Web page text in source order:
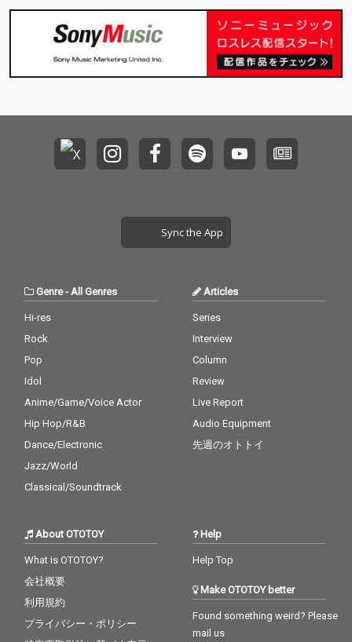
実を乗り越え、世の中
が自分の楽しみを取り
戻そうとしている今、
音楽は必要である」と
を持たせず、各楽曲が
シングルトラックとし
て独立したプレイリス
Sync the App
Genre- All Genres
Hi-res
Rock
Pop
Idol
Anime/Game/Voice Actor
Hip Hop/R&B
Dance/Electronic
Jazz/World
Classical/Soundtrack
Articles
Series
Interview
Column
Review
Live Report
Audio Equipment
先週のオトトイ
About OTOTOY
What is OTOTOY?
会社概要
利用規約
プライバシー・ポリシー
Help
Help Top
Make OTOTOY better
Found something weird? Please
mail us